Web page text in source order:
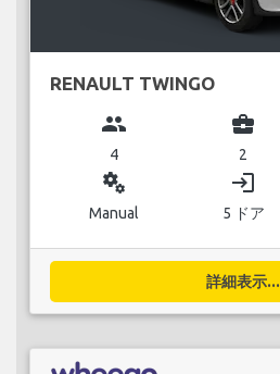
RENAULT TWINGO
group
4
business_center
2
miscellaneous_services
Manual
login
5 ドア
詳細表示...